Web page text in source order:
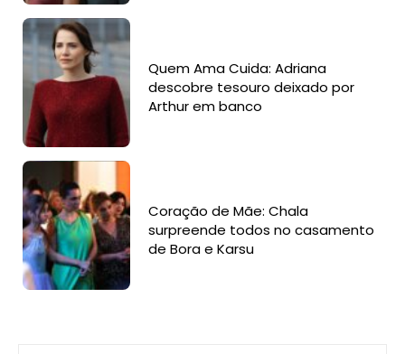
Quem Ama Cuida: Adriana
descobre tesouro deixado por
Arthur em banco
Coração de Mãe: Chala
surpreende todos no casamento
de Bora e Karsu